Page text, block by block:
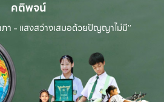
คติพจน์
า - แสงสว่างเสมอด้วยปัญญาไม่มี”